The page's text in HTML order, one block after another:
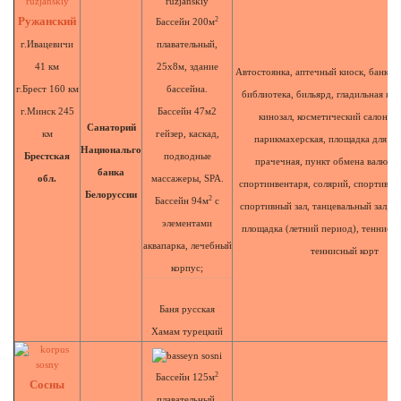
Ружанский
г.Ивацевичи
41 км
г.Брест 160 км
г.Минск 245
км
Брестская
обл.
Санаторий
Национальго
банка
Белоруссии
Бассейн 200м2
плавательный,
25х8м, здание
бассейна.
Бассейн 47м2
гейзер, каскад,
подводные
массажеры, SPA.
Бассейн 94м2 с
элементами
аквапарка, лечебный
корпус;
Баня русская
Хамам турецкий
Автостоянка, аптечный киоск,
библиотека, бильярд, гладильная
кинозал, косметический салон,
парикмахерская, площадка для
прачечная, пункт обмена
спортинвентаря, солярий,
спортивный зал, танцевальный зал,
площадка (летний период), теннис
теннисный корт
Сосны
Бассейн 125м2